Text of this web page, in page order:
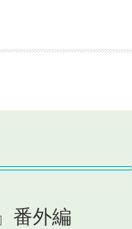
番外編